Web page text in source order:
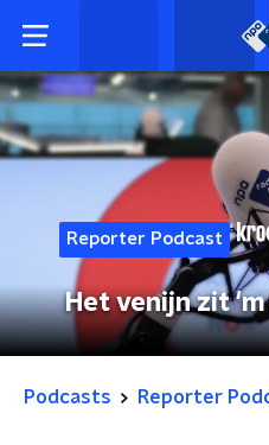
Reporter Podcast
Het venijn zit
Podcasts Reporter